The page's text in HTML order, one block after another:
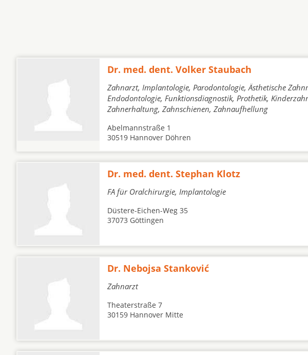
Dr. med. dent. Volker Staubach
Zahnarzt, Implantologie, Parodontologie, Ästhetische
Endodontologie, Funktionsdiagnostik, Prothetik,
Zahnerhaltung, Zahnschienen, Zahnaufhellung
Abelmannstraße 1
30519 Hannover Döhren
Dr. med. dent. Stephan Klotz
FA für Oralchirurgie, Implantologie
Düstere-Eichen-Weg 35
37073 Göttingen
Dr. Nebojsa Stanković
Zahnarzt
Theaterstraße 7
30159 Hannover Mitte